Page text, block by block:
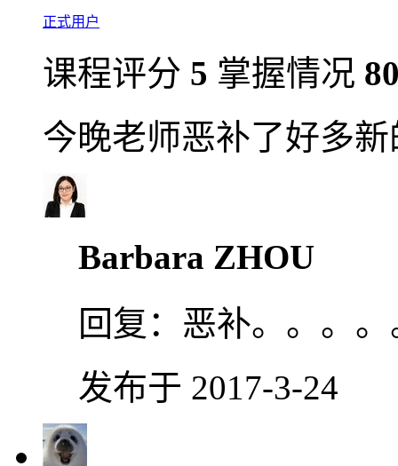
正式用户
课程评分 5 掌握情况
今晚老师恶补了好多
Barbara ZHOU
回复： 恶补。。。
发布于 2017-3-24